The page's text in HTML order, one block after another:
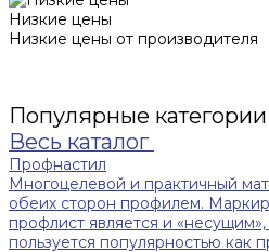
Низкие цены
Низкие цены от производителя
Популярные категории
Весь каталог
Профнастил
Многоцелевой и практичный
обеих сторон профилем.
профлист является и
пользуется популярностью как